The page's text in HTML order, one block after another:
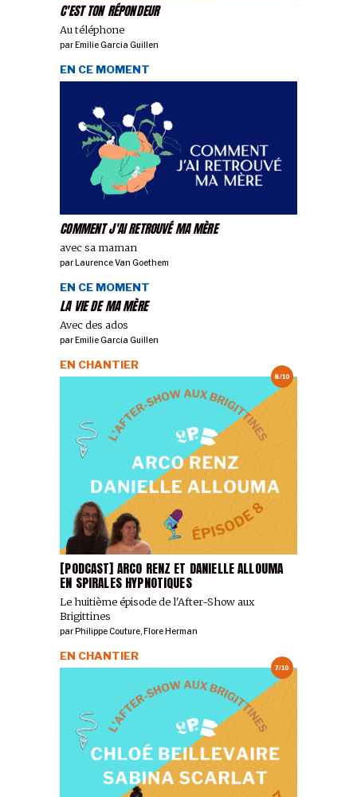
C'EST TON RÉPONDEUR
Au téléphone
parEmilie Garcia Guillen
COMMENT J'AI RETROUVÉ MA MÈRE
avec sa maman
EN CE MOMENT
par Laurence Van Goethem
LA VIE DE MA MÈRE
Avec des ados
EN CE MOMENT
par Emilie Garcia Guillen
8/10
[PODCAST] ARCO RENZ ET DANIELLE ALLOUMA
EN SPIRALES HYPNOTIQUES
Le huitième épisode de l'After-Show aux
Brigittines
EN CHANTIER
parPhilippe Couture,Flore Herman
7/10
EN CHANTIER